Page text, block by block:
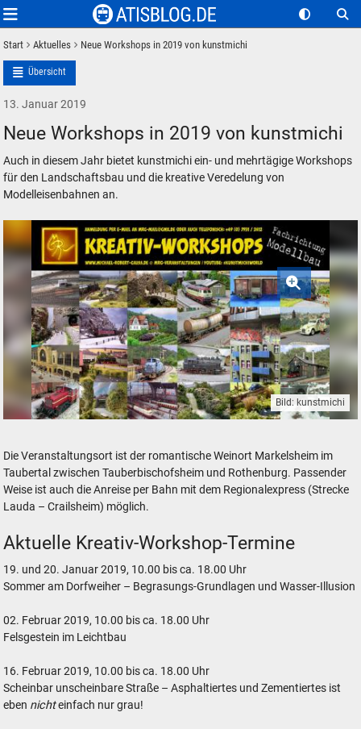
Start Aktuelles Neue Workshops in 2019 von kunstmichi
Übersicht
13. Januar 2019
Neue Workshops in 2019 von kunstmichi
Auch in diesem Jahr bietet kunstmichi ein- und mehrtägige Workshops
für den Landschaftsbau und die kreative Veredelung von
Modelleisenbahnen an.
Bild: kunstmichi
Die Veranstaltungsort ist der romantische Weinort Markelsheim im
Taubertal zwischen Tauberbischofsheim und Rothenburg. Passender
Weise ist auch die Anreise per Bahn mit dem Regionalexpress (Strecke
Lauda – Crailsheim) möglich.
Aktuelle Kreativ-Workshop-Termine
19. und 20. Januar 2019, 10.00 bis ca. 18.00 Uhr
Sommer am Dorfweiher – Begrasungs-Grundlagen und Wasser-Illusion
02. Februar 2019, 10.00 bis ca. 18.00 Uhr
Felsgestein im Leichtbau
16. Februar 2019, 10.00 bis ca. 18.00 Uhr
Scheinbar unscheinbare Straße – Asphaltiertes und Zementiertes ist
eben nichteinfach nur grau!